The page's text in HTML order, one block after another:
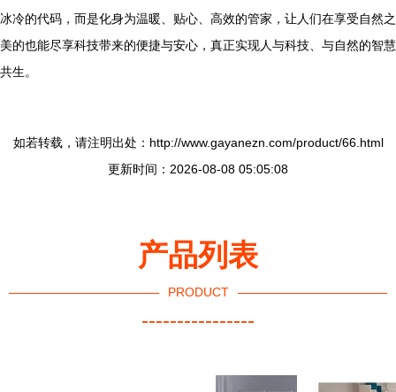
冰冷的代码，而是化身为温暖、贴心、高效的管家，让人们在享受自然之
美的也能尽享科技带来的便捷与安心，真正实现人与科技、与自然的智慧
共生。
如若转载，请注明出处：http://www.gayanezn.com/product/66.html
更新时间：2026-08-08 05:05:08
产品列表
PRODUCT
----------------